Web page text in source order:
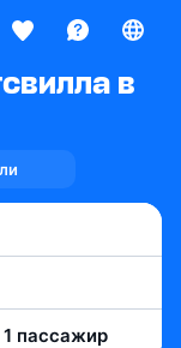
в
1 пассажир